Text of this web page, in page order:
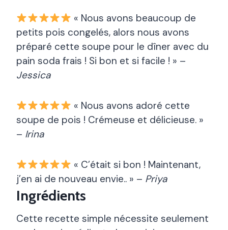
« Nous avons beaucoup de
petits pois congelés, alors nous avons
préparé cette soupe pour le dîner avec du
pain soda frais ! Si bon et si facile ! » –
Jessica
« Nous avons adoré cette
soupe de pois ! Crémeuse et délicieuse. »
– Irina
« C’était si bon ! Maintenant,
j’en ai de nouveau envie.. » – Priya
Ingrédients
Cette recette simple nécessite seulement